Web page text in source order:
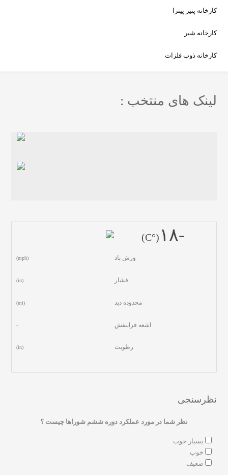
کارخانه پنیر پیتزا
کارخانه شیر
کارخانه ذوب فلزات
لینک های منتخب :
-١٨ (°C)
وزش باد (mph)
فشار (in)
محدوده دید (mi)
اشعه فرابنفش -
رطوبت (in)
نظرسنجی
نظر شما در مورد عملکرد دوره ششم شوراها چیست ؟
بسیار خوب
خوب
ضعیف